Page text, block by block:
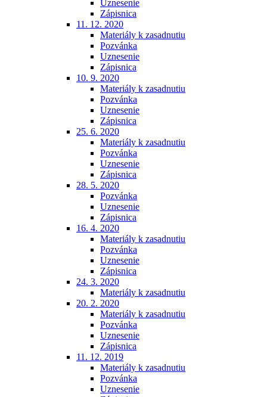
Uznesenie
Zápisnica
11. 12. 2020
Materiály k zasadnutiu
Pozvánka
Uznesenie
Zápisnica
10. 9. 2020
Materiály k zasadnutiu
Pozvánka
Uznesenie
Zápisnica
25. 6. 2020
Materiály k zasadnutiu
Pozvánka
Uznesenie
Zápisnica
28. 5. 2020
Pozvánka
Uznesenie
Zápisnica
16. 4. 2020
Materiály k zasadnutiu
Pozvánka
Uznesenie
Zápisnica
24. 3. 2020
Materiály k zasadnutiu
20. 2. 2020
Materiály k zasadnutiu
Pozvánka
Uznesenie
Zápisnica
11. 12. 2019
Materiály k zasadnutiu
Pozvánka
Uznesenie